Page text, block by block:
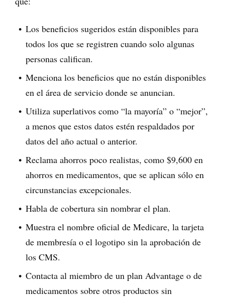
Los beneficios sugeridos están disponibles para
todos los que se registren cuando solo algunas
personas califican.
Menciona los beneficios que no están disponibles
en el área de servicio donde se anuncian.
Utiliza superlativos como “la mayoría” o “mejor”,
a menos que estos datos estén respaldados por
datos del año actual o anterior.
Reclama ahorros poco realistas, como $9,600 en
ahorros en medicamentos, que se aplican sólo en
circunstancias excepcionales.
Habla de cobertura sin nombrar el plan.
Muestra el nombre oficial de Medicare, la tarjeta
de membresía o el logotipo sin la aprobación de
los CMS.
Contacta al miembro de un plan Advantage o de
medicamentos sobre otros productos sin